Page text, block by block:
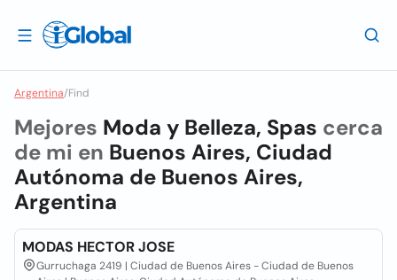
Argentina/Find
Mejores Moda y Belleza, Spas cerca
de mi en Buenos Aires, Ciudad
Autónoma de Buenos Aires,
Argentina
MODAS HECTOR JOSE
Gurruchaga 2419 | Ciudad de Buenos Aires - Ciudad de Buenos